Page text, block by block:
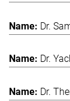
Dr.
Dr.
Dr.